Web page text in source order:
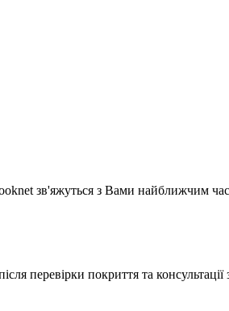
зв'яжуться з Вами найближчим
перевірки покриття та